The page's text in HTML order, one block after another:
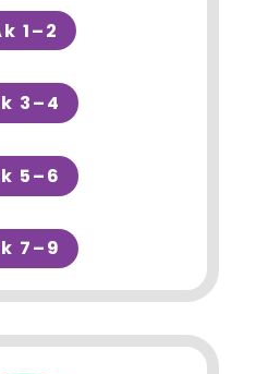
1–2
3–4
5–6
7–9